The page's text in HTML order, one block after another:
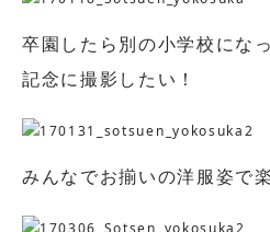
卒園したら別の小学校にな
記念に撮影したい！
みんなでお揃いの洋服姿で